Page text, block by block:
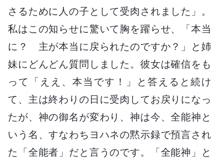
さるために人の子として受肉されました」。
私はこの知らせに驚いて胸を躍らせ、「本当
に？ 主が本当に戻られたのですか？」と姉
妹にどんどん質問しました。彼女は確信をも
って「ええ、本当です！」と答えると続け
て、主は終わりの日に受肉してお戻りになっ
たが、神の御名が変わり、神は今、全能神と
いう名、すなわちヨハネの黙示録で預言され
た「全能者」だと言うのです。「全能神」と